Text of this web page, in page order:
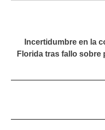
Incertidumbre en la
Florida tras fallo sobre